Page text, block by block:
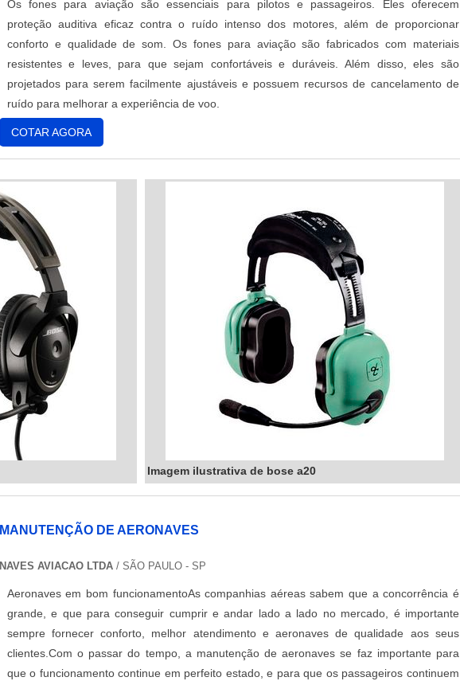
Os fones para aviação são essenciais para pilotos e passageiros. Eles oferecem
proteção auditiva eficaz contra o ruído intenso dos motores, além de proporcionar
conforto e qualidade de som. Os fones para aviação são fabricados com materiais
resistentes e leves, para que sejam confortáveis e duráveis. Além disso, eles são
projetados para serem facilmente ajustáveis e possuem recursos de cancelamento de
ruído para melhorar a experiência de voo.
COTAR AGORA
Imagem ilustrativa de bose a20
MANUTENÇÃO DE AERONAVES
NAVES AVIACAO LTDA/ SÃO PAULO - SP
Aeronaves em bom funcionamentoAs companhias aéreas sabem que a concorrência é
grande, e que para conseguir cumprir e andar lado a lado no mercado, é importante
sempre fornecer conforto, melhor atendimento e aeronaves de qualidade aos seus
clientes.Com o passar do tempo, a manutenção de aeronaves se faz importante para
que o funcionamento continue em perfeito estado, e para que os passageiros continuem